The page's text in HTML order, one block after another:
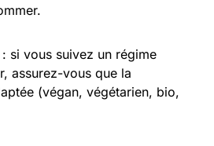
: si vous suivez un régime
assurez-vous que la
(végan, végétarien, bio,